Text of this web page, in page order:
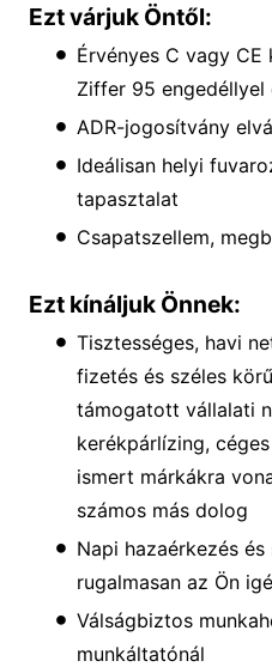
Ezt várjuk Öntől:
Érvényes C vagy
Ziffer 95
ADR-jogosítvány
Ideálisan helyi
tapasztalat
Csapatszellem,
Ezt kínáljuk Önnek:
Tisztességes, havi
fizetés és széles
támogatott vállalati
kerékpárlízing,
ismert márkákra
számos más dolog
Napi hazaérkezés
rugalmasan az Ön
Válságbiztos
munkáltatónál